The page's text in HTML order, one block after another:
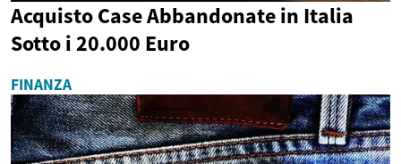
Acquisto Case Abbandonate in Italia
Sotto i 20.000 Euro
FINANZA